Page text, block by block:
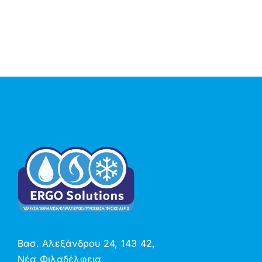
Βασ. Αλεξάνδρου 24, 143 42,
Νέα Φιλαδέλφεια